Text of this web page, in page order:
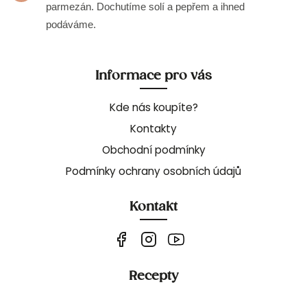
parmezán. Dochutíme solí a pepřem a ihned
podáváme.
Informace pro vás
Kde nás koupíte?
Kontakty
Obchodní podmínky
Podmínky ochrany osobních údajů
Kontakt
Recepty